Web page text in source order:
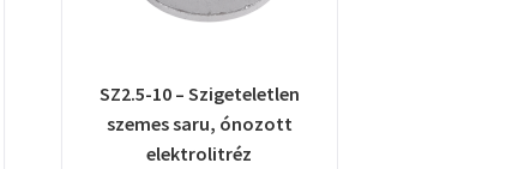
SZ2.5-10 – Szigeteletlen
szemes saru, ónozott
elektrolitréz